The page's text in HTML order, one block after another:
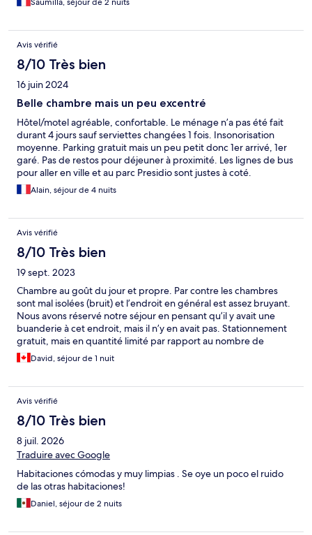
Saumilla, séjour de 2 nuits
Avis vérifié
8/10 Très bien
16 juin 2024
Belle chambre mais un peu excentré
Hôtel/motel agréable, confortable. Le ménage n’a pas été fait
durant 4 jours sauf serviettes changées 1 fois. Insonorisation
moyenne. Parking gratuit mais un peu petit donc 1er arrivé, 1er
garé. Pas de restos pour déjeuner à proximité. Les lignes de bus
pour aller en ville et au parc Presidio sont justes à coté.
Alain, séjour de 4 nuits
Avis vérifié
8/10 Très bien
19 sept. 2023
Chambre au goût du jour et propre. Par contre les chambres
sont mal isolées (bruit) et l’endroit en général est assez bruyant.
Nous avons réservé notre séjour en pensant qu’il y avait une
buanderie à cet endroit, mais il n’y en avait pas. Stationnement
gratuit, mais en quantité limité par rapport au nombre de
chambres.
David, séjour de 1 nuit
Avis vérifié
8/10 Très bien
8 juil. 2026
Traduire avec Google
Habitaciones cómodas y muy limpias . Se oye un poco el ruido
de las otras habitaciones!
Daniel, séjour de 2 nuits